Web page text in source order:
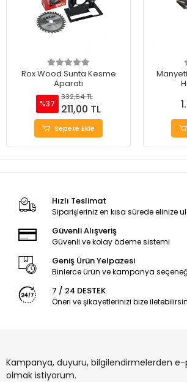
Rox Wood Sunta Kesme
Aparatı
%37
332,64 TL
211,00 TL
Sepete Ekle
Hızlı Teslimat
Siparişleriniz en kısa sürede elinize
Güvenli Alışveriş
Güvenli ve kolay ödeme sistemi
Geniş Ürün Yelpazesi
Binlerce ürün ve kampanya
7 / 24 DESTEK
Öneri ve şikayetlerinizi bize
Kampanya, duyuru, bilgilendirmelerden
olmak istiyorum.